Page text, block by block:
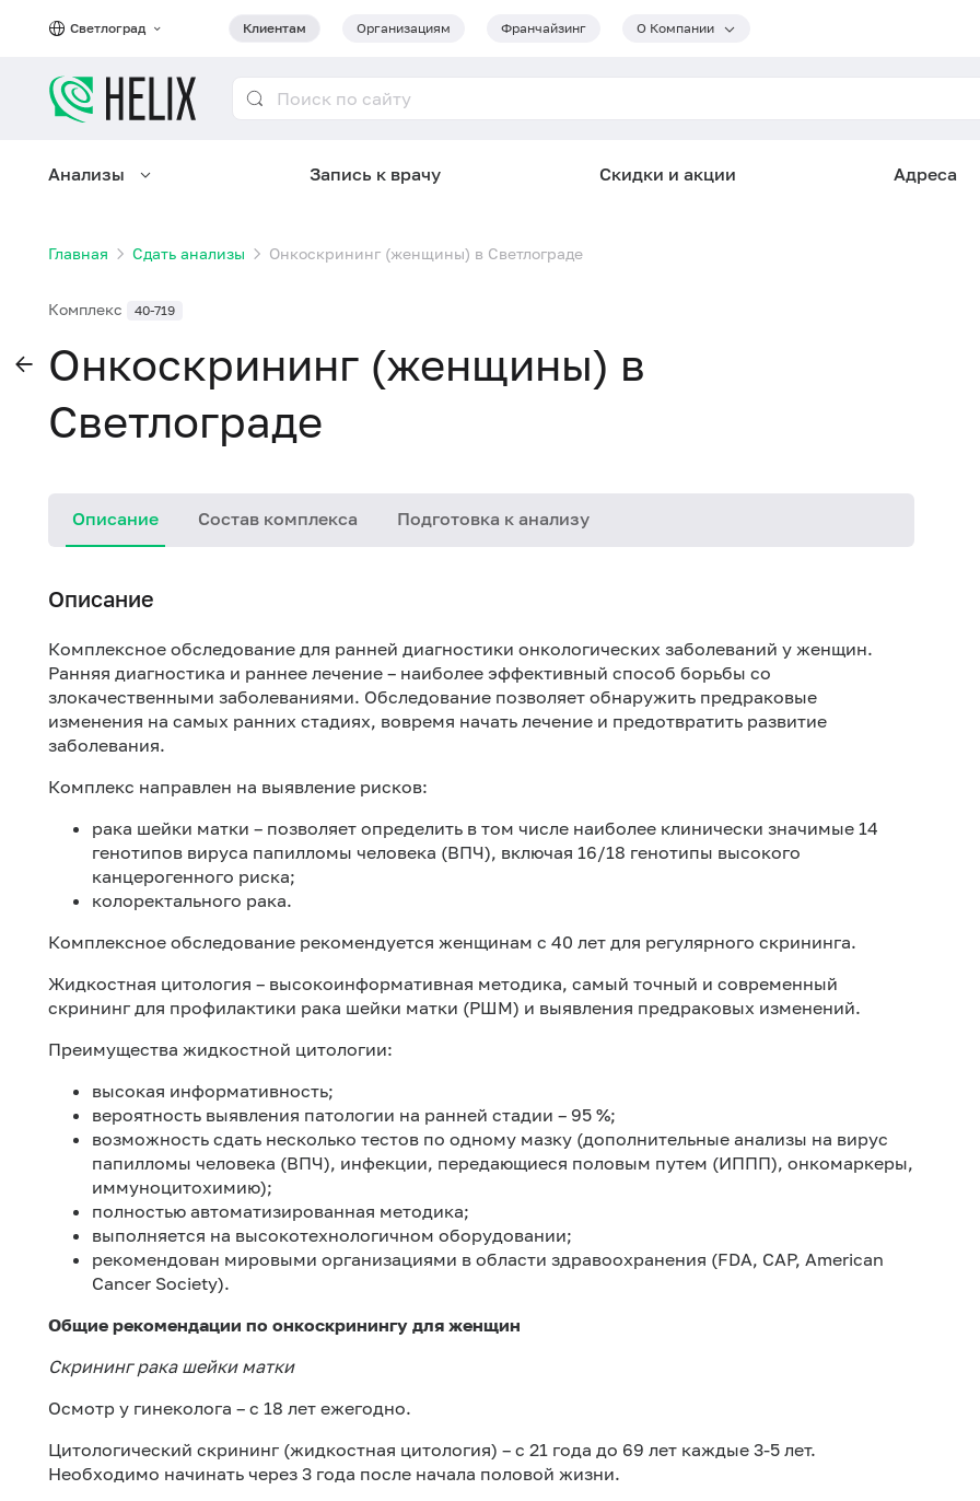
Светлоград Клиентам Организациям Франчайзинг О Компании
Анализы Запись к врачу Скидки и акции Адреса
Главная Сдать анализы Онкоскрининг (женщины) в Светлограде
Комплекс 40-719
Онкоскрининг (женщины) в
Светлограде
Описание Состав комплекса Подготовка к анализу
Описание
Комплексное обследование для ранней диагностики онкологических заболеваний у женщин.
Ранняя диагностика и раннее лечение – наиболее эффективный способ борьбы со
злокачественными заболеваниями. Обследование позволяет обнаружить предраковые
изменения на самых ранних стадиях, вовремя начать лечение и предотвратить развитие
заболевания.
Комплекс направлен на выявление рисков:
рака шейки матки – позволяет определить в том числе наиболее клинически значимые 14
генотипов вируса папилломы человека (ВПЧ), включая 16/18 генотипы высокого
канцерогенного риска;
колоректального рака.
Комплексное обследование рекомендуется женщинам с 40 лет для регулярного скрининга.
Жидкостная цитология – высокоинформативная методика, самый точный и современный
скрининг для профилактики рака шейки матки (РШМ) и выявления предраковых изменений.
Преимущества жидкостной цитологии:
высокая информативность;
вероятность выявления патологии на ранней стадии – 95 %;
возможность сдать несколько тестов по одному мазку (дополнительные анализы на вирус
папилломы человека (ВПЧ), инфекции, передающиеся половым путем (ИППП), онкомаркеры,
иммуноцитохимию);
полностью автоматизированная методика;
выполняется на высокотехнологичном оборудовании;
рекомендован мировыми организациями в области здравоохранения (FDA, CAP, American
Cancer Society).
Общие рекомендации по онкоскринингу для женщин
Скрининг рака шейки матки
Осмотр у гинеколога – с 18 лет ежегодно.
Цитологический скрининг (жидкостная цитология) – с 21 года до 69 лет каждые 3-5 лет.
Необходимо начинать через 3 года после начала половой жизни.